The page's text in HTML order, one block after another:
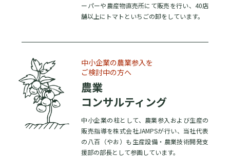
ーパーや農産物直売所にて販売を行い、40店
舗以上にトマトといちごの卸をしています。
農業
コンサルティング
中小企業の農業参入を
ご検討中の方へ
中小企業の柱として、農業参入および生産の
販売指導を株式会社JAMPSが行い、当社代表
の八百（やお）も生産設備・農業技術開発支
援部の部長として参画しています。